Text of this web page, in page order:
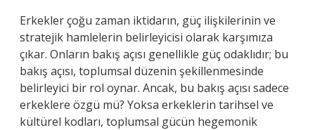
Erkekler çoğu zaman iktidarın, güç ilişkilerinin ve
stratejik hamlelerin belirleyicisi olarak karşımıza
çıkar. Onların bakış açısı genellikle güç odaklıdır; bu
bakış açısı, toplumsal düzenin şekillenmesinde
belirleyici bir rol oynar. Ancak, bu bakış açısı sadece
erkeklere özgü mü? Yoksa erkeklerin tarihsel ve
kültürel kodları, toplumsal gücün hegemonik